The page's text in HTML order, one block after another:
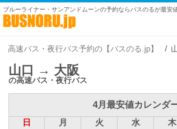
ブルーライナー・サンアンドムーンの予約ならバスのるが最安
高速バス・夜行バス予約の【バスのる.jp】
山口 → 大阪
の高速バス・夜行バス
4月最安値カレンダ
日
月 火 水 木